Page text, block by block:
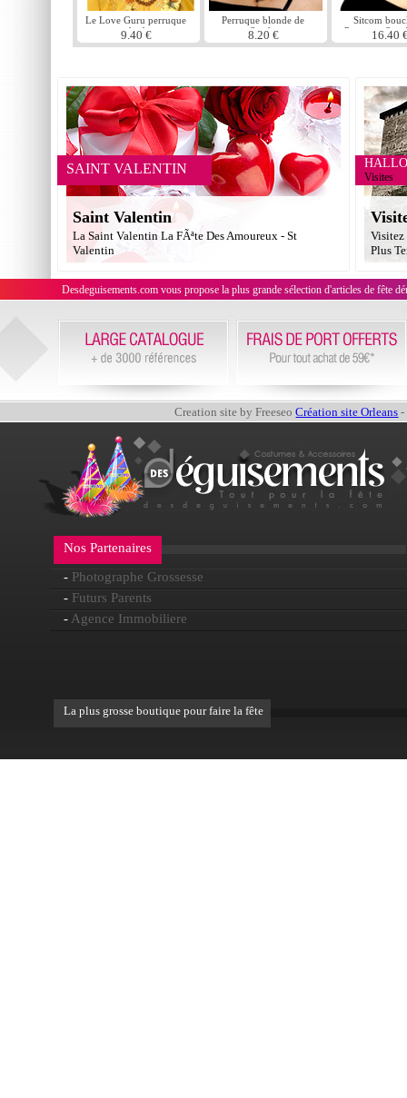
Le Love Guru perruque
et barbe
9.40 €
Perruque blonde de
Sandy
8.20 €
Sitcom
Perruque Star
16.40
SAINT VALENTIN
Saint Valentin
La Saint Valentin La FÃªte Des Amoureux - St
Valentin
Visites
Visitez
Plus
Desdeguisements.com vous propose la plus grande sélection d'articles de fête
Creation site by FreeseoCréation site Orleans -
Nos Partenaires
- Photographe Grossesse
- Futurs Parents
- Agence Immobiliere
La plus grosse boutique pour faire la fête